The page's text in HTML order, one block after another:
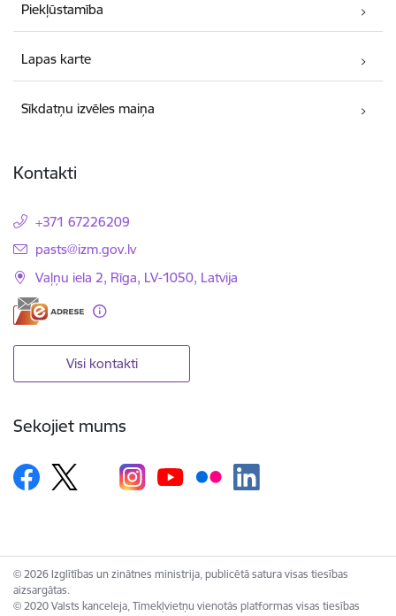
Piekļūstamība
Lapas karte
Sīkdatņu izvēles maiņa
Kontakti
+371 67226209
E-pasts:
pasts@izm.gov.lv
Vaļņu iela 2, Rīga, LV-1050, Latvija
Visi kontakti
Sekojiet mums
© 2026 Izglītības un zinātnes ministrija, publicētā satura visas tiesības
aizsargātas.
© 2020 Valsts kanceleja, Tīmekļvietņu vienotās platformas visas tiesības